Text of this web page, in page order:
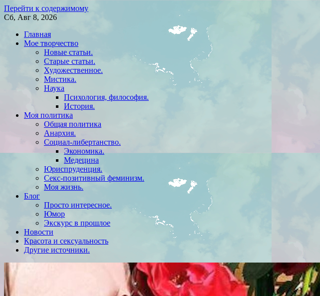
Перейти к содержимому
Сб, Авг 8, 2026
Главная
Мое творчество
Новые статьи.
Старые статьи.
Художественное.
Мистика.
Наука
Психология, философия.
История.
Моя политика
Общая политика
Анархия.
Социал-либертанство.
Экономика.
Медецина
Юриспруденция.
Секс-позитивный феминизм.
Моя жизнь.
Блог
Просто интересное.
Юмор
Экскурс в прошлое
Новости
Красота и сексуальность
Другие источники.